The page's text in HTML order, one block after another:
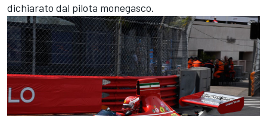
dichiarato dal pilota monegasco.